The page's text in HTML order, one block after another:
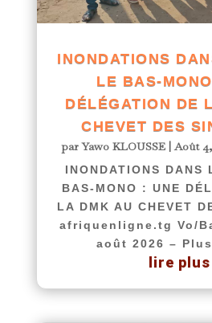
INONDATIONS
LE BAS-
DÉLÉGATION DE
CHEVET DES
parYawo KLOUSSE |Août
INONDATIONS DANS
BAS-MONO : UNE
LA DMK AU CHEVET
afriquenligne.tg Vo/
août 2026 –
lire plus